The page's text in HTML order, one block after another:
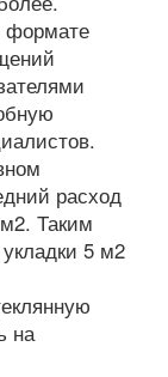
формате
расход
Таким
5 м2
на